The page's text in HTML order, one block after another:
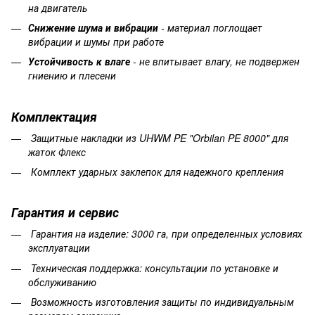
на двигатель
Снижение шума и вибрации - материал поглощает
вибрации и шумы при работе
Устойчивость к влаге - не впитывает влагу, не подвержен
гниению и плесени
Комплектация
Защитные накладки из UHWM PE "Orbilan PE 8000" для
жаток Флекс
Комплект ударных заклепок для надежного крепления
Гарантияисервис
Гарантия на изделие: 3000 га, при определенных условиях
эксплуатации
Техническая поддержка: консультации по установке и
обслуживанию
Возможность изготовления защиты по индивидуальным